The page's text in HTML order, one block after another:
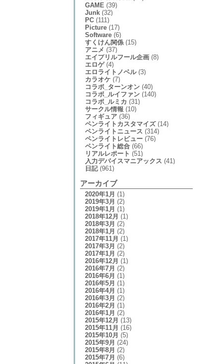
GAME (39)
Junk(32)
PC(111)
Picture(17)
Software(6)
すくけん関係(15)
アニメ (37)
エイプリルフール企画(8)
エロゲ(4)
エロライトノベル(3)
カラオケ(7)
コラボ_ターンオン(40)
コラボ_ルイファン(140)
コラボ_ルミカ (31)
サークル情報 (10)
フィギュア(36)
ペンライトカスタマイズ(14)
ペンライトニュース (314)
ペンライトレビュー(76)
ペンライト総合(66)
リアルレポート (51)
入力デバイスマニアックス (41)
日記(961)
アーカイブ
2020年1月 (1)
2019年3月 (2)
2019年1月 (1)
2018年12月 (1)
2018年3月 (2)
2018年1月 (2)
2017年11月 (1)
2017年3月 (2)
2017年1月 (2)
2016年12月 (1)
2016年7月 (2)
2016年6月 (1)
2016年5月 (1)
2016年4月 (1)
2016年3月 (2)
2016年2月 (1)
2016年1月 (2)
2015年12月 (13)
2015年11月 (16)
2015年10月 (5)
2015年9月 (24)
2015年8月 (2)
2015年7月 (6)